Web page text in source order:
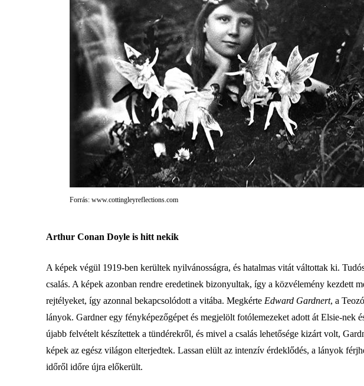
Forrás: www.cottingleyreflections.com
Arthur Conan Doyle is hitt nekik
A képek végül 1919-ben kerültek nyilvánosságra, és hatalmas vitát váltottak ki.
csalás. A képek azonban rendre eredetinek bizonyultak, így a közvélemény kezdett
rejtélyeket, így azonnal bekapcsolódott a vitába. Megkérte Edward Gardnert, a
lányok. Gardner egy fényképezőgépet és megjelölt fotólemezeket adott át Elsie-nek
újabb felvételt készítettek a tündérekről, és mivel a csalás lehetősége kizárt volt,
képek az egész világon elterjedtek. Lassan elült az intenzív érdeklődés, a lányok
időről időre újra előkerült.